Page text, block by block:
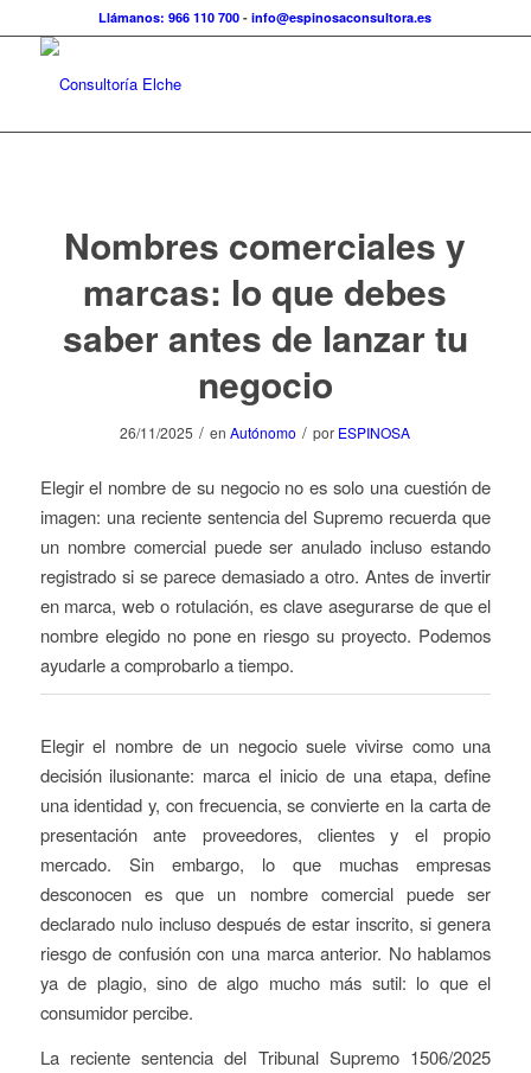
Llámanos: 966 110 700 -info@espinosaconsultora.es
Nombres comerciales y
marcas: lo que debes
saber antes de lanzar tu
negocio
26/11/2025 / enAutónomo / por ESPINOSA
Elegir el nombre de su negocio no es solo una cuestión de
imagen: una reciente sentencia del Supremo recuerda que
un nombre comercial puede ser anulado incluso estando
registrado si se parece demasiado a otro. Antes de invertir
en marca, web o rotulación, es clave asegurarse de que el
nombre elegido no pone en riesgo su proyecto. Podemos
ayudarle a comprobarlo a tiempo.
Elegir el nombre de un negocio suele vivirse como una
decisión ilusionante: marca el inicio de una etapa, define
una identidad y, con frecuencia, se convierte en la carta de
presentación ante proveedores, clientes y el propio
mercado. Sin embargo, lo que muchas empresas
desconocen es que un nombre comercial puede ser
declarado nulo incluso después de estar inscrito, si genera
riesgo de confusión con una marca anterior. No hablamos
ya de plagio, sino de algo mucho más sutil: lo que el
consumidor percibe.
La reciente sentencia del Tribunal Supremo 1506/2025